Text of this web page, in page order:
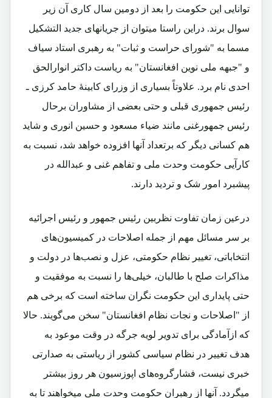
توانایی این حکومت را بعد از دومین سال کاری آن زیر
سوال ‌برند. دراین راستا میتوان از جریانهای جدید التشکیل
مسما به "شورای حراست و ثبات" به رهبری استاد سیاف
و "جبهه ملی نوین افغانستان" به ریاست داکتر انوارالحق
احدی نام برد. علاوتاً بسیاری از وزرای کابینۀ حامد کرزی ـ
رئیس جمهوری قبلی و حتی بعضی از مشاوران برحال
رئیس جمهورغنی مانند ضیاء مسعود و حسین انوری و شاید
هم کسانی دیگر که برتعداد آنها افزوده خواهد شد، نسبت به
کارآیی حکومت وحدت ملی و تفاهم غنی و عبدالله در
پیشبرد امور شک و تردید دارند.
درعین زمان تفاوت نظربین رئیس جمهور و رئیس اجرائیه
بر سر مسائل مهم از جمله اصلاحات در کمیسیون‌های
انتخاباتی، تغییر نظام حکومتی، عزل و نصب‌ها در دولت و
مذاکرات صلح با طالبان، خیلی‌ها را نسبت به موفقیت و
حتی پایداری این حکومت نگران ساخته است که برخی هم
از "اصلاحات و نجات نظام افغانستان" سخن می‌گویند. حالا
که ازآمادگی برای تدویر لویه جرگه در وقت موعود به
هدف تغییر در نظام سیاسی کشور از ریاستی به صدارتی
خبری نیست، فشارگروه‌های اپوزسیون هر روز بیشتر
میگردد. آنها از رهبران حکومت وحدت ملی میخواهند تا به